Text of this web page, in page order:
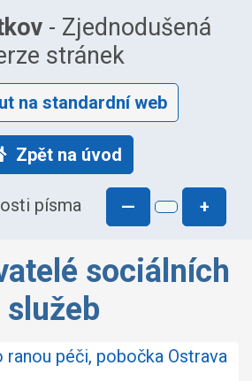
- Zjednodušená
stránek
na standardní web
Zpět na úvod
písma — +
sociálních
služeb